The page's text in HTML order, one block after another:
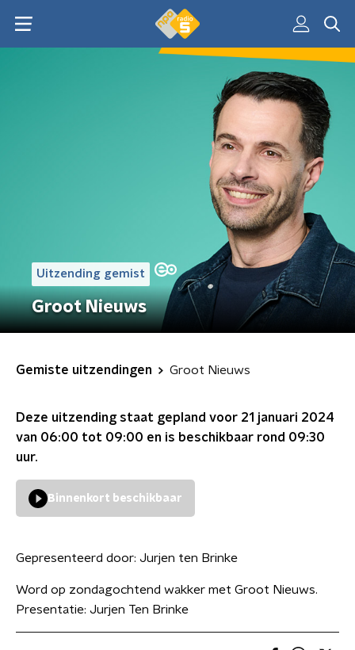
Uitzending gemist
Groot Nieuws
Gemiste uitzendingen Groot Nieuws
Deze uitzending staat gepland voor 21 januari 2024
van 06:00 tot 09:00 en is beschikbaar rond 09:30
uur.
Binnenkort beschikbaar
Gepresenteerd door: Jurjen ten Brinke
Word op zondagochtend wakker met Groot Nieuws.
Presentatie: Jurjen Ten Brinke